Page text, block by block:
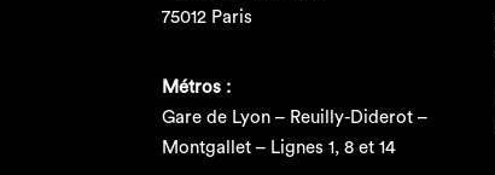
75012 Paris
Métros :
Gare de Lyon – Reuilly-Diderot –
Montgallet – Lignes 1, 8 et 14